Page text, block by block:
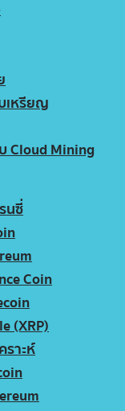
เหรียญ
Cloud Mining
นซี่
Coin
(XRP)
ราะห์